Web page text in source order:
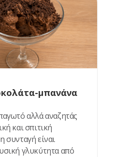
μπανάνα
αλλά αναζητάς
και σπιτική
συνταγή είναι
γλυκύτητα από